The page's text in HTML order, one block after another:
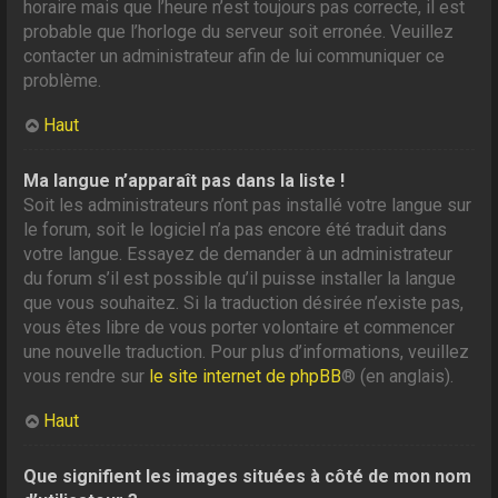
horaire mais que l’heure n’est toujours pas correcte, il est
probable que l’horloge du serveur soit erronée. Veuillez
contacter un administrateur afin de lui communiquer ce
problème.
Haut
Ma langue n’apparaît pas dans la liste !
Soit les administrateurs n’ont pas installé votre langue sur
le forum, soit le logiciel n’a pas encore été traduit dans
votre langue. Essayez de demander à un administrateur
du forum s’il est possible qu’il puisse installer la langue
que vous souhaitez. Si la traduction désirée n’existe pas,
vous êtes libre de vous porter volontaire et commencer
une nouvelle traduction. Pour plus d’informations, veuillez
vous rendre sur le site internet de phpBB® (en anglais).
Haut
Que signifient les images situées à côté de mon nom